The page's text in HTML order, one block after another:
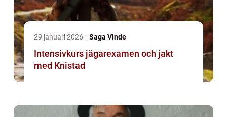
29 januari 2026 Saga Vinde
Intensivkurs jägarexamen och jakt
med Knistad